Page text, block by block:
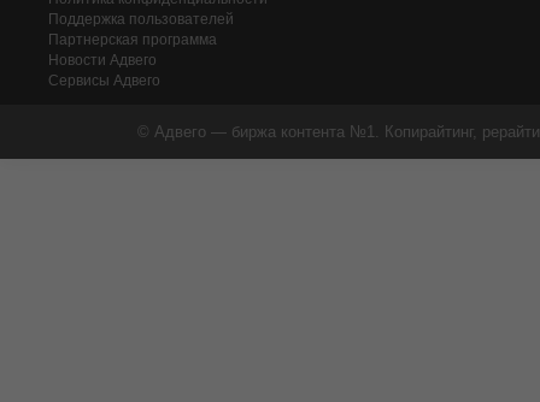
Поддержка пользователей
Партнерская программа
Новости Адвего
Сервисы Адвего
© Адвего — биржа контента №1. Копирайтинг,